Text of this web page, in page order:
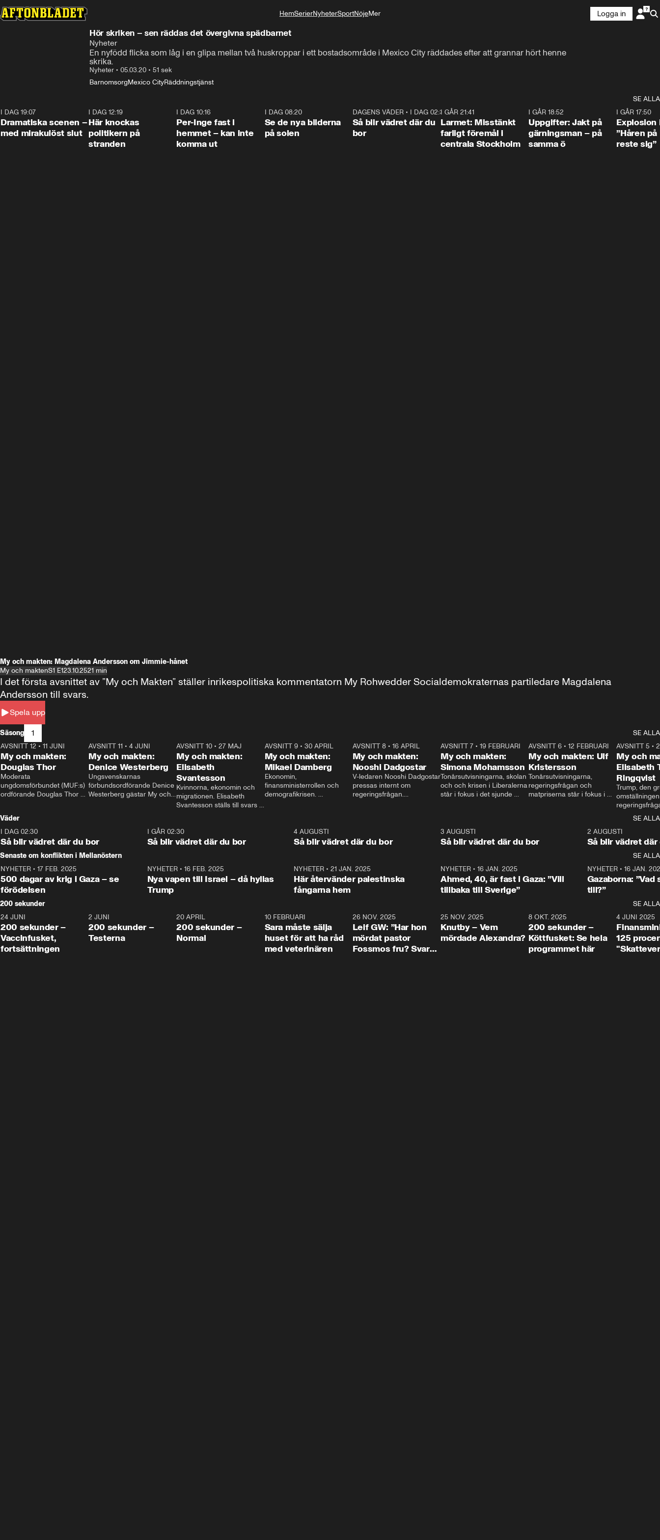
HemSerierNyheterSportNöjeMer
Logga in
Hör skriken – sen räddas det övergivna spädbarnet
Nyheter
En nyfödd flicka som låg i en glipa mellan två huskroppar i ett bostadsområde i Mexico City räddades efter att grannar hört henne
skrika.
Nyheter • 05.03.20 • 51 sek
BarnomsorgMexico CityRäddningstjänst
SE ALLA
I DAG 19:07
Dramatiska scenen –
med mirakulöst slut
I DAG 12:19
Här knockas
politikern på
stranden
I DAG 10:16
Per-Inge fast i
hemmet – kan inte
komma ut
I DAG 08:20
Se de nya bilderna
på solen
1:06
DAGENS VÄDER• I DAG 02:30
Så blir vädret där du
bor
I GÅR 21:41
Larmet: Misstänkt
farligt föremål i
centrala Stockholm
I GÅR 18:52
Uppgifter: Jakt på
gärningsman – på
samma ö
I GÅR 17:50
Explosion
”Håren
reste sig”
My och makten: Magdalena Andersson om Jimmie-hånet
My och maktenS1 E123.10.2521 min
Spela upp
I det första avsnittet av ”My och Makten” ställer inrikespolitiska kommentatorn My Rohwedder Socialdemokraternas partiledare Magdalena
Andersson till svars.
Säsong 1
SE ALLA
26:27
AVSNITT 12 • 11 JUNI
My och makten:
Douglas Thor
Moderata
ungdomsförbundet (MUF:s)
ordförande Douglas Thor
tonårsutvisningarna och hur
Moderaterna ska locka
väljare till valet i höst.
23:40
AVSNITT 11 •4 JUNI
My och makten:
Denice Westerberg
Ungsvenskarnas
förbundsordförande Denice
Westerberg gästar My och
AVSNITT 10 •27 MAJ
My och makten:
Elisabeth
Svantesson
Kvinnorna, ekonomin och
migrationen. Elisabeth
Svantesson ställs till svars
AVSNITT 9• 30 APRIL
My och makten:
Mikael Damberg
Ekonomin,
finansministerrollen och
demografikrisen.
och Makten.
AVSNITT 8• 16 APRIL
My och makten:
Nooshi Dadgostar
V-ledaren Nooshi Dadgostar
pressas internt om
regeringsfrågan.
– Vi ställer upp i val. Ska vi
vara med så sitter vi förstås
24:30
AVSNITT 7• 19 FEBRUARI
My och makten:
Simona Mohamsson
Tonårsutvisningarna, skolan
och och krisen i Liberalerna
står i fokus i det sjunde
kommentator My
Rohwedder ställer
utbildnings- och
Mohamsson till svars.
27:30
AVSNITT 6 •12 FEBRUARI
My och makten: Ulf
Kristersson
Tonårsutvisningarna,
regeringsfrågan och
matpriserna står i fokus i
Rohwedder ställer
statsminister Ulf Kristersson
AVSNITT 5 •
My och
Elisabeth
Ringqvist
Trump, den
centrum i
avsnittet av
Makten”. Se
Aftonbladets
Rohwedder
Thand Ring
Väder
SE ALLA
I DAG 02:30
Så blir vädret där du bor
1:06
I GÅR 02:30
Så blir vädret där du bor
4 AUGUSTI
Så blir vädret där du bor
3 AUGUSTI
Så blir vädret där du bor
2 AUGUSTI
Så blir vädret där
Senaste om konflikten i Mellanöstern
SE ALLA
NYHETER • 17 FEB. 2025
500 dagar av krig i Gaza – se
förödelsen
NYHETER• 16 FEB. 2025
Nya vapen till Israel – då hyllas
Trump
NYHETER •21 JAN. 2025
Här återvänder palestinska
fångarna hem
NYHETER• 16 JAN. 2025
Ahmed, 40, är fast i Gaza: ”Vill
tillbaka till Sverige”
NYHETER• 16 JAN.
Gazaborna:
till?”
200 sekunder
SE ALLA
5:00
24 JUNI
200 sekunder –
Vaccinfusket,
fortsättningen
4:23
2 JUNI
200 sekunder –
Testerna
20 APRIL
200 sekunder –
Normal
10 FEBRUARI
Sara måste sälja
huset för att ha råd
med veterinären
26 NOV. 2025
Leif GW: ”Har hon
mördat pastor
Fossmos fru? Svar
31:05
25 NOV. 2025
Knutby – Vem
mördade Alexandra?
4:29
8 OKT. 2025
200 sekunder –
Köttfusket: Se hela
programmet här
4 JUNI 2025
125